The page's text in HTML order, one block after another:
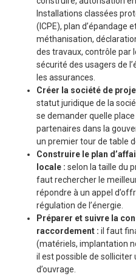
Installations classées
(ICPE), plan d’épandage
méthanisation,
des travaux, contrôle par
sécurité des usagers de
les assurances.
Créer la société de
statut juridique de la
se demander quelle
partenaires dans la
un premier tour de table
Construire le plan
locale : selon la taille du
faut rechercher le
répondre à un appel
régulation de l’énergie.
Préparer et suivre la
raccordement : il faut
(matériels, implantation
il est possible de
d’ouvrage.